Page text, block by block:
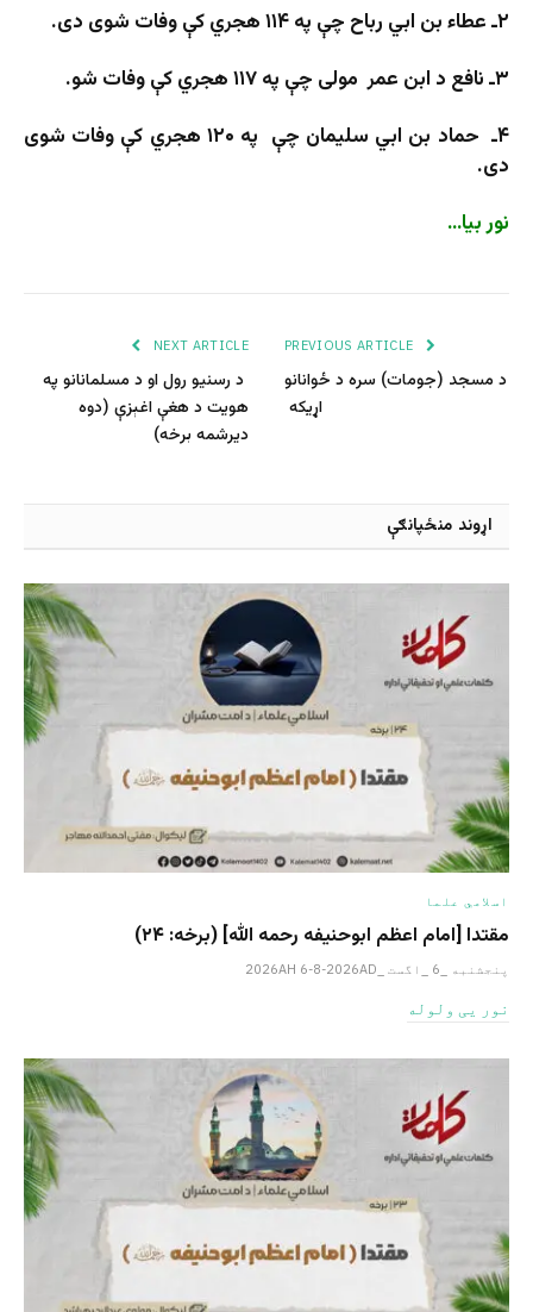
۲ـ عطاء بن ابي رباح چې په ۱۱۴ هجري کې وفات شوی دی.
۳ـ نافع د ابن عمر مولی چې په ۱۱۷ هجري کې وفات شو.
۴ـ حماد بن ابي سلیمان چې په ۱۲۰ هجري کې وفات شوی
دی.
نور بیا…
د مسجد (جومات) سره د ځوانانو
اړیکه
NEXT ARTICLE
د رسنیو رول او د مسلمانانو په
هویت د هغې اغېزې (دوه
دیرشمه برخه)
اړوند منځپانګې
اسلامي علما
مقتدا [امام اعظم ابوحنیفه رحمه الله‎] (برخه: ۲۴)
پنجشنبه _6 _اگست _2026AH 6-8-2026AD
نور یی ولوله